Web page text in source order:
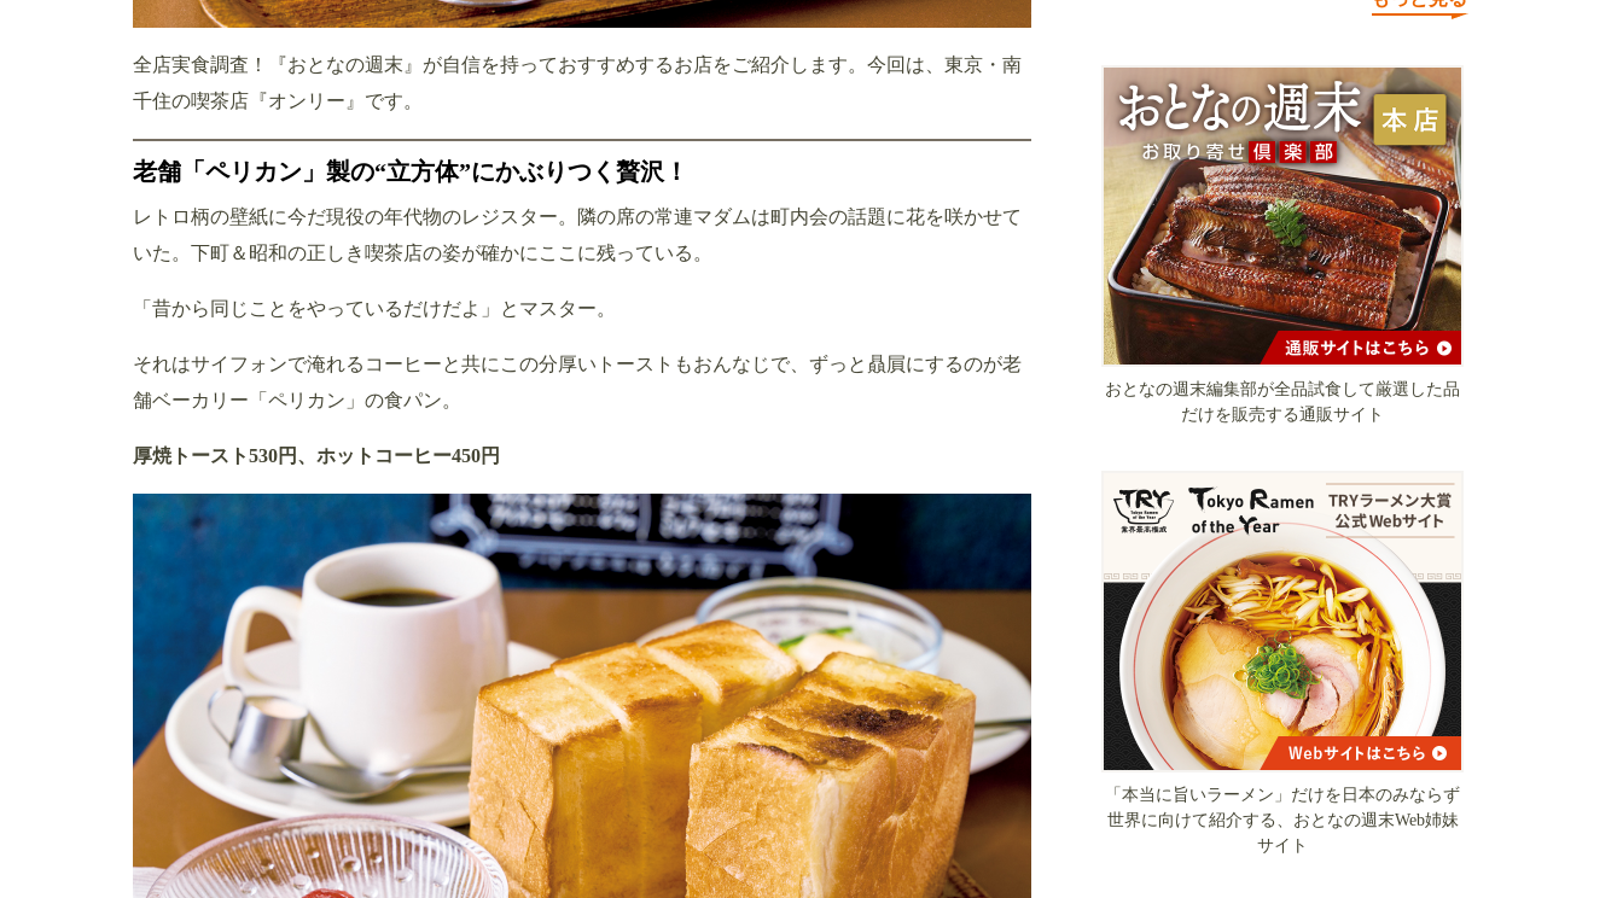
全店実食調査！『おとなの週末』が自信を持っておすすめするお店をご紹介します。今回は、東京・南
千住の喫茶店『オンリー』です。
老舗「ペリカン」製の“立方体”にかぶりつく贅沢！
レトロ柄の壁紙に今だ現役の年代物のレジスター。隣の席の常連マダムは町内会の話題に花を咲かせて
いた。下町＆昭和の正しき喫茶店の姿が確かにここに残っている。
「昔から同じことをやっているだけだよ」とマスター。
それはサイフォンで淹れるコーヒーと共にこの分厚いトーストもおんなじで、ずっと贔屓にするのが老
舗ベーカリー「ペリカン」の食パン。
厚焼トースト530円、ホットコーヒー450円
おとなの週末編集部が全品試食して厳選した品
だけを販売する通販サイト
「本当に旨いラーメン」だけを日本のみならず
世界に向けて紹介する、おとなの週末Web姉妹
サイト